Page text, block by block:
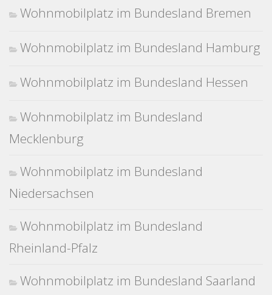
Wohnmobilplatz im Bundesland Bremen
Wohnmobilplatz im Bundesland Hamburg
Wohnmobilplatz im Bundesland Hessen
Wohnmobilplatz im Bundesland
Mecklenburg
Wohnmobilplatz im Bundesland
Niedersachsen
Wohnmobilplatz im Bundesland
Rheinland-Pfalz
Wohnmobilplatz im Bundesland Saarland